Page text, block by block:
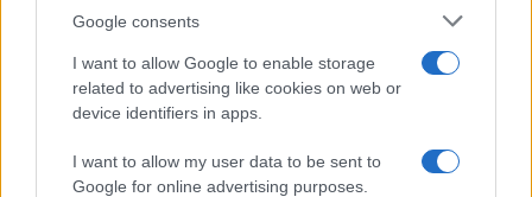
Google consents
I want to allow Google to enable storage
related to advertising like cookies on web or
device identifiers in apps.
I want to allow my user data to be sent to
Google for online advertising purposes.
azionari più ampi. Data la natura unica delle
operazioni SVB, riteniamo che il primo sia il caso
e riteniamo che il contagio sia relativamente
contenuto.